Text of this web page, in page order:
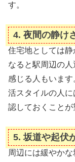
す。
4. 夜間の静け
住宅地としては
なると駅周辺の
感じる人もいま
活スタイルの人
認しておくことが
5.坂道や起伏
周辺には緩やか